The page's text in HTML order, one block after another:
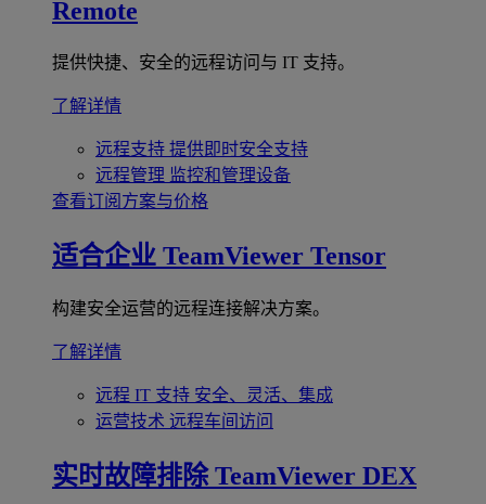
Remote
提供快捷、安全的远程访问与 IT 支持。
了解详情
远程支持 提供即时安全支持
远程管理 监控和管理设备
查看订阅方案与价格
适合企业 TeamViewer Tensor
构建安全运营的远程连接解决方案。
了解详情
远程 IT 支持 安全、灵活、集成
运营技术 远程车间访问
实时故障排除 TeamViewer DEX